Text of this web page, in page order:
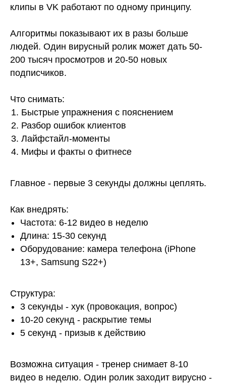
клипы в VK работают по одному принципу.
Алгоритмы показывают их в разы больше
людей. Один вирусный ролик может дать 50-
200 тысяч просмотров и 20-50 новых
подписчиков.
Что снимать:
Быстрые упражнения с пояснением
Разбор ошибок клиентов
Лайфстайл-моменты
Мифы и факты о фитнесе
Главное - первые 3 секунды должны цеплять.
Как внедрять:
Частота: 6-12 видео в неделю
Длина: 15-30 секунд
Оборудование: камера телефона (iPhone
13+, Samsung S22+)
Структура:
3 секунды - хук (провокация, вопрос)
10-20 секунд - раскрытие темы
5 секунд - призыв к действию
Возможна ситуация - тренер снимает 8-10
видео в неделю. Один ролик заходит вирусно -